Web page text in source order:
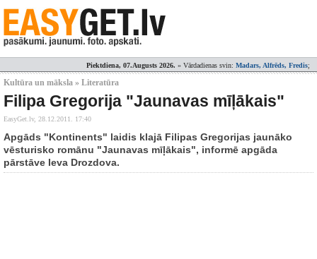
Piektdiena, 07.Augusts 2026. » Vārdadienas svin: Madars, Alfrēds, Fredis;
Kultūra un māksla » Literatūra
Filipa Gregorija "Jaunavas mīļākais"
EasyGet.lv, 28.12.2011. 17:40
Apgāds "Kontinents" laidis klajā Filipas Gregorijas jaunāko
vēsturisko romānu "Jaunavas mīļākais", informē apgāda
pārstāve Ieva Drozdova.